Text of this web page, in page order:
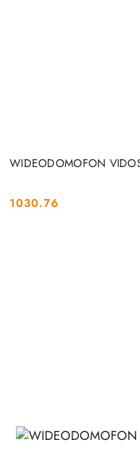
WIDEODOMOFON
Cena:
1030.76